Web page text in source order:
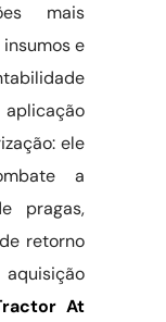
mais
e
aplicação
ele
a
pragas,
retorno
At